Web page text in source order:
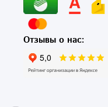
Отзывы о нас: